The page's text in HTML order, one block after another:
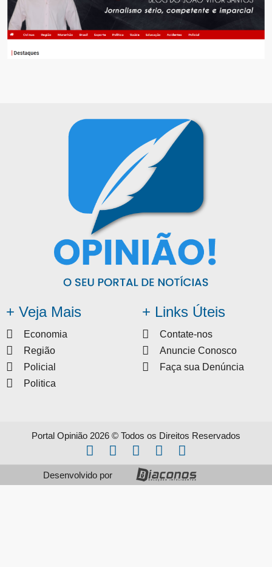
+ Veja Mais
Economia
Região
Policial
Politica
+ Links Úteis
Contate-nos
Anuncie Conosco
Faça sua Denúncia
Portal Opinião 2026 © Todos os Direitos Reservados
Desenvolvido por